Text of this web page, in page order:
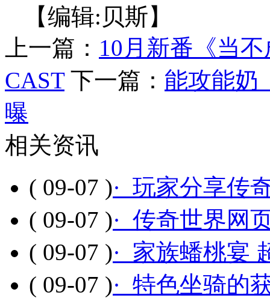
【编辑:贝斯】
上一篇： 10月新番《当
CAST 下一篇： 能攻能奶
曝
相关资讯
( 09-07 )· 玩家分享传
( 09-07 )· 传奇世界网
( 09-07 )· 家族蟠桃宴
( 09-07 )· 特色坐骑的